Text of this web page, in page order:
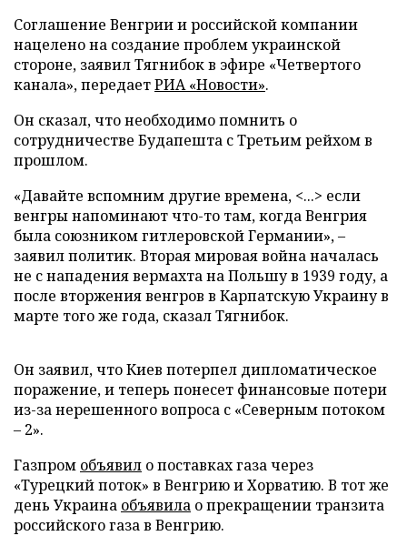
Соглашение Венгрии и российской компании
нацелено на создание проблем украинской
стороне, заявил Тягнибок в эфире «Четвертого
канала», передаетРИА «Новости».
Он сказал, что необходимо помнить о
сотрудничестве Будапешта с Третьим рейхом в
прошлом.
«Давайте вспомним другие времена, <...> если
венгры напоминают что-то там, когда Венгрия
была союзником гитлеровской Германии», –
заявил политик. Вторая мировая война началась
не с нападения вермахта на Польшу в 1939 году, а
после вторжения венгров в Карпатскую Украину в
марте того же года, сказал Тягнибок.
Он заявил, что Киев потерпел дипломатическое
поражение, и теперь понесет финансовые потери
из-за нерешенного вопроса с «Северным потоком
– 2».
Газпром объявил о поставках газа через
«Турецкий поток» в Венгрию и Хорватию. В тот же
день Украина объявила о прекращении транзита
российского газа в Венгрию.